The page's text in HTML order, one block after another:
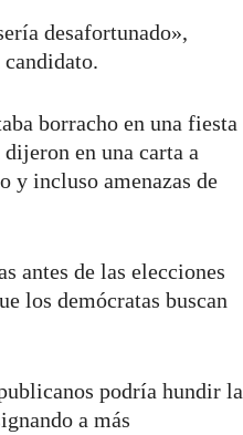
desafortunado»,
borracho en una fiesta
en una carta a
y incluso amenazas de
antes de las elecciones
los demócratas buscan
podría hundir la
a más